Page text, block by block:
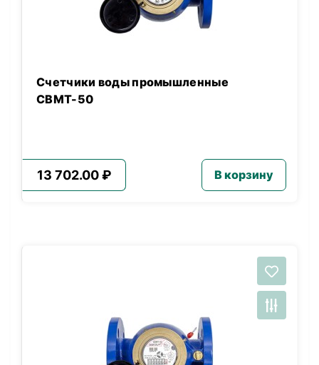
Счетчики воды промышленные
СВМТ-50
13 702.00 ₽ В корзину